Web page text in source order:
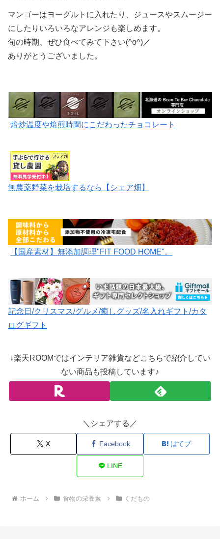
マンゴーはヨーグルトに入れたり、ジュースやスムージー
にしたりいろいろなアレンジも楽しめます。
旬の時期、ぜひ食べてみて下さい(^o^)／
ありがとうございました。
焙炒温度や焙煎時間にこだわったチョコレート
無農薬野菜を栽培するなら【シェア畑】
【国産素材】無添加調理"FIT FOOD HOME"。
記念日/クリスマス/グルメ/癒しグッズ/名入れギフト/カタ
ログギフト
↓楽天ROOMではインテリア雑貨などこちらで紹介してい
ない商品も投稿しています♪
＼シェアする／
X Facebook はてブ
LINE
ホーム 食物の栄養素 くだもの